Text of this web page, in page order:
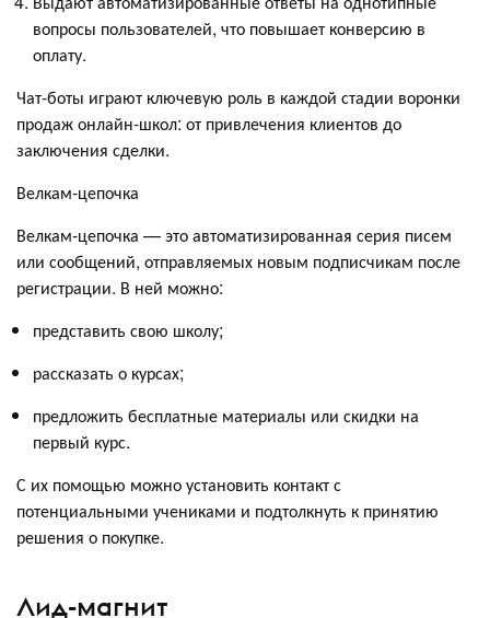
вопросы пользователей, что повышает конверсию в
оплату.
Чат-боты играют ключевую роль в каждой стадии воронки
продаж онлайн-школ: от привлечения клиентов до
заключения сделки.
Велкам-цепочка
Велкам-цепочка — это автоматизированная серия писем
или сообщений, отправляемых новым подписчикам после
регистрации. В ней можно:
представить свою школу;
рассказать о курсах;
предложить бесплатные материалы или скидки на
первый курс.
С их помощью можно установить контакт с
потенциальными учениками и подтолкнуть к принятию
решения о покупке.
Лид-магнит